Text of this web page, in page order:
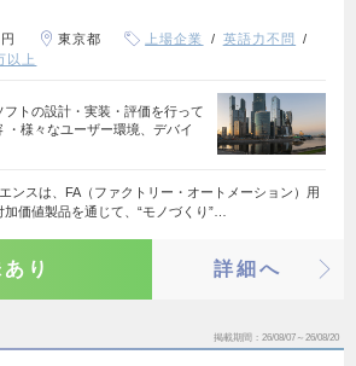
東京都 上場企業
英語力不問
以上
トの設計・実装・評価を行って
・様々なユーザー環境、デバイ
ンスは、FA（ファクトリー・オートメーション）用
価値製品を通じて、“モノづくり”…
り 詳細へ
掲載期間 26/08/07～26/08/20